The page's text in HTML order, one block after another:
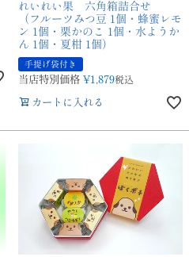
れいれい果 六角箱詰合せ
（フルーツみつ豆 1個・蜂蜜レモ
ン 1個・栗かのこ 1個・水ようか
ん 1個・夏柑 1個）
手提げ袋付き
当店特別価格 ¥1,879税込
カートに入れる